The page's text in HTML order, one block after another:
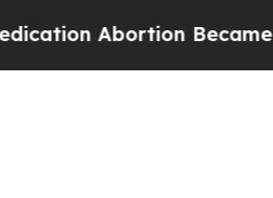
Became Easy to